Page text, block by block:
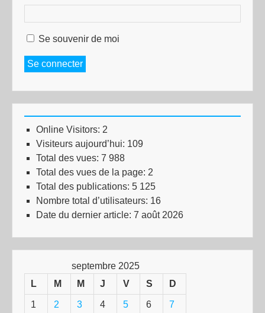
Se souvenir de moi
Se connecter
Online Visitors: 2
Visiteurs aujourd’hui: 109
Total des vues: 7 988
Total des vues de la page: 2
Total des publications: 5 125
Nombre total d’utilisateurs: 16
Date du dernier article: 7 août 2026
septembre 2025
L
M M J V S D
1 2 3 4 5 6 7